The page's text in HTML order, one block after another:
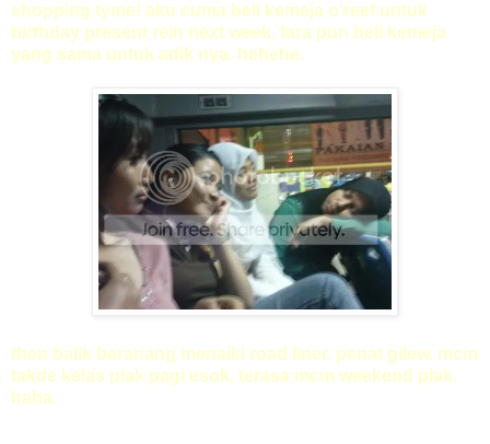
shopping tyme! aku cuma beli kemeja o'reef untuk
birthday present rein next week. fara pun beli kemeja
yang sama untuk adik nya. hehehe.
then balik beranang menaiki road liner. penat gilew. mcm
takde kelas plak pagi esok. terasa mcm weekend plak.
haha.